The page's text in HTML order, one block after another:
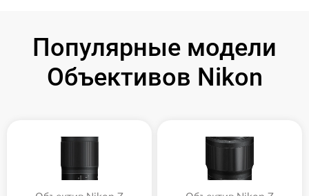
Популярные модели
Объективов Nikon